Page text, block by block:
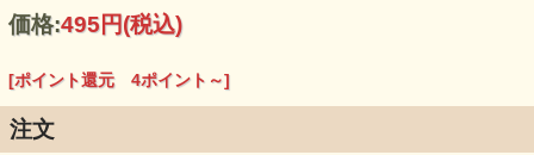
価格:495円(税込)
[ポイント還元 4ポイント～]
注文